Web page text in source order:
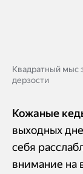
Квадратный мыс
дерзости
Кожаные
выходных
себя
внимание на